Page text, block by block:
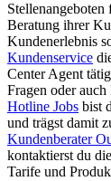
Beratung ihrer
Kundenerlebnis
Kundenservice
Center Agent
Fragen oder
Hotline Jobs bist
und trägst damit
Kundenberater
kontaktierst du
Tarife und